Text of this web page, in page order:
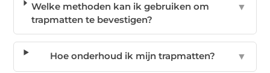
Welke methoden kan ik gebruiken om
trapmatten te bevestigen?
▼
Hoe onderhoud ik mijn trapmatten? ▼